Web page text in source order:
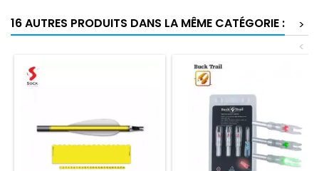
16 AUTRES PRODUITS DANS LA MÊME CATÉGORIE :
>
<